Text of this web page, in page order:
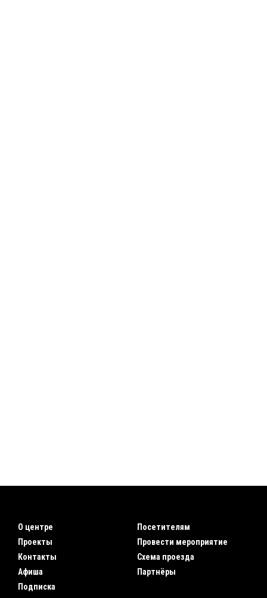
О центре
Проекты
Контакты
Афиша
Подписка
Посетителям
Провести мероприятие
Схема проезда
Партнёры